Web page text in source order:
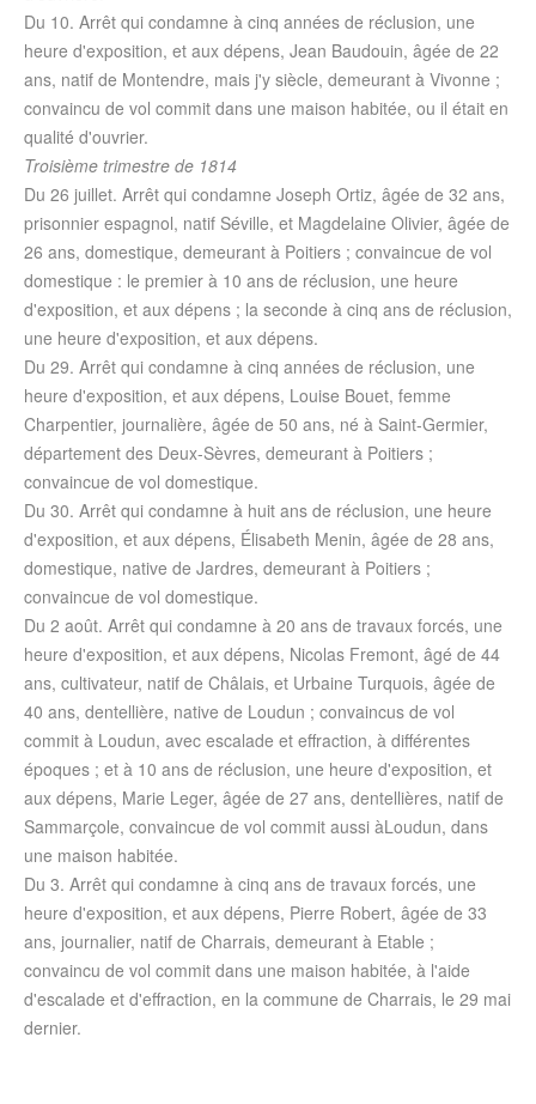
Du 10. Arrêt qui condamne à cinq années de réclusion, une
heure d'exposition, et aux dépens, Jean Baudouin, âgée de 22
ans, natif de Montendre, mais j'y siècle, demeurant à Vivonne ;
convaincu de vol commit dans une maison habitée, ou il était en
qualité d'ouvrier.
Troisième trimestre de 1814
Du 26 juillet. Arrêt qui condamne Joseph Ortiz, âgée de 32 ans,
prisonnier espagnol, natif Séville, et Magdelaine Olivier, âgée de
26 ans, domestique, demeurant à Poitiers ; convaincue de vol
domestique : le premier à 10 ans de réclusion, une heure
d'exposition, et aux dépens ; la seconde à cinq ans de réclusion,
une heure d'exposition, et aux dépens.
Du 29. Arrêt qui condamne à cinq années de réclusion, une
heure d'exposition, et aux dépens, Louise Bouet, femme
Charpentier, journalière, âgée de 50 ans, né à Saint-Germier,
département des Deux-Sèvres, demeurant à Poitiers ;
convaincue de vol domestique.
Du 30. Arrêt qui condamne à huit ans de réclusion, une heure
d'exposition, et aux dépens, Élisabeth Menin, âgée de 28 ans,
domestique, native de Jardres, demeurant à Poitiers ;
convaincue de vol domestique.
Du 2 août. Arrêt qui condamne à 20 ans de travaux forcés, une
heure d'exposition, et aux dépens, Nicolas Fremont, âgé de 44
ans, cultivateur, natif de Châlais, et Urbaine Turquois, âgée de
40 ans, dentellière, native de Loudun ; convaincus de vol
commit à Loudun, avec escalade et effraction, à différentes
époques ; et à 10 ans de réclusion, une heure d'exposition, et
aux dépens, Marie Leger, âgée de 27 ans, dentellières, natif de
Sammarçole, convaincue de vol commit aussi àLoudun, dans
une maison habitée.
Du 3. Arrêt qui condamne à cinq ans de travaux forcés, une
heure d'exposition, et aux dépens, Pierre Robert, âgée de 33
ans, journalier, natif de Charrais, demeurant à Etable ;
convaincu de vol commit dans une maison habitée, à l'aide
d'escalade et d'effraction, en la commune de Charrais, le 29 mai
dernier.